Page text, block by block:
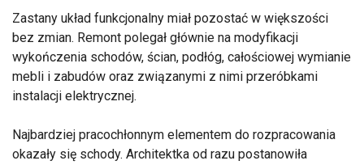
Zastany układ funkcjonalny miał pozostać w większości
bez zmian. Remont polegał głównie na modyfikacji
wykończenia schodów, ścian, podłóg, całościowej wymianie
mebli i zabudów oraz związanymi z nimi przeróbkami
instalacji elektrycznej.
Najbardziej pracochłonnym elementem do rozpracowania
okazały się schody. Architektka od razu postanowiła